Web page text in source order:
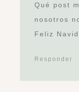
Qué post
nosotros
Feliz
Responder